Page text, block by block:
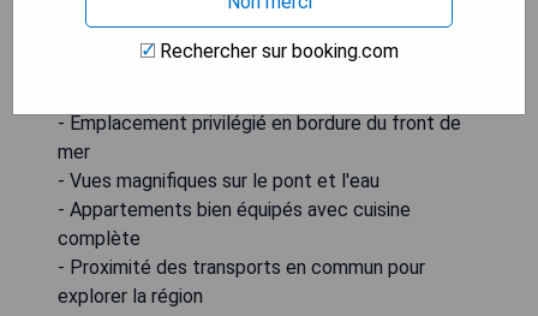
parking couvert sécurisé sur place et un accès
supplémentaires.
- Emplacement privilégié en bordure du front de
mer
- Vues magnifiques sur le pont et l'eau
- Appartements bien équipés avec cuisine
complète
- Proximité des transports en commun pour
explorer la région
Rechercher sur booking.com